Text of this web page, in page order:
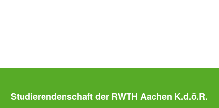
Studierendenschaft der RWTH Aachen K.d.ö.R.